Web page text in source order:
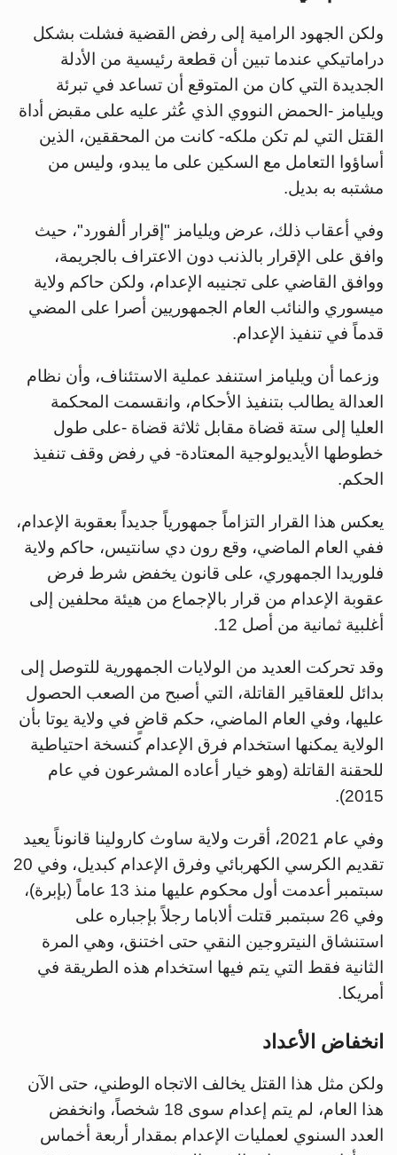
ولكن الجهود الرامية إلى رفض القضية فشلت بشكل
دراماتيكي عندما تبين أن قطعة رئيسية من الأدلة
الجديدة التي كان من المتوقع أن تساعد في تبرئة
ويليامز -الحمض النووي الذي عُثر عليه على مقبض أداة
القتل التي لم تكن ملكه- كانت من المحققين، الذين
أساؤوا التعامل مع السكين على ما يبدو، وليس من
مشتبه به بديل.
وفي أعقاب ذلك، عرض ويليامز "إقرار ألفورد"، حيث
وافق على الإقرار بالذنب دون الاعتراف بالجريمة،
ووافق القاضي على تجنيبه الإعدام، ولكن حاكم ولاية
ميسوري والنائب العام الجمهوريين أصرا على المضي
قدماً في تنفيذ الإعدام.
وزعما أن ويليامز استنفد عملية الاستئناف، وأن نظام
العدالة يطالب بتنفيذ الأحكام، وانقسمت المحكمة
العليا إلى ستة قضاة مقابل ثلاثة قضاة -على طول
خطوطها الأيديولوجية المعتادة- في رفض وقف تنفيذ
الحكم.
يعكس هذا القرار التزاماً جمهورياً جديداً بعقوبة الإعدام،
ففي العام الماضي، وقع رون دي سانتيس، حاكم ولاية
فلوريدا الجمهوري، على قانون يخفض شرط فرض
عقوبة الإعدام من قرار بالإجماع من هيئة محلفين إلى
أغلبية ثمانية من أصل 12.
وقد تحركت العديد من الولايات الجمهورية للتوصل إلى
بدائل للعقاقير القاتلة، التي أصبح من الصعب الحصول
عليها، وفي العام الماضي، حكم قاضٍ في ولاية يوتا بأن
الولاية يمكنها استخدام فرق الإعدام كنسخة احتياطية
للحقنة القاتلة (وهو خيار أعاده المشرعون في عام
2015).
وفي عام 2021، أقرت ولاية ساوث كارولينا قانوناً يعيد
تقديم الكرسي الكهربائي وفرق الإعدام كبديل، وفي 20
سبتمبر أعدمت أول محكوم عليها منذ 13 عاماً (بإبرة)،
وفي 26 سبتمبر قتلت ألاباما رجلاً بإجباره على
استنشاق النيتروجين النقي حتى اختنق، وهي المرة
الثانية فقط التي يتم فيها استخدام هذه الطريقة في
أمريكا.
انخفاض الأعداد
ولكن مثل هذا القتل يخالف الاتجاه الوطني، حتى الآن
هذا العام، لم يتم إعدام سوى 18 شخصاً، وانخفض
العدد السنوي لعمليات الإعدام بمقدار أربعة أخماس